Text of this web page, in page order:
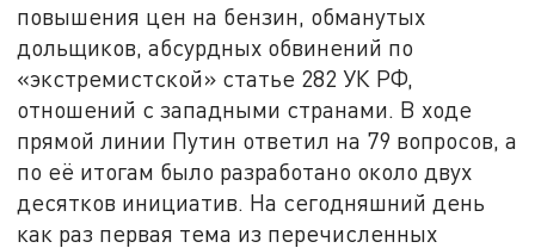
повышения цен на бензин, обманутых
дольщиков, абсурдных обвинений по
«экстремистской» статье 282 УК РФ,
отношений с западными странами. В ходе
прямой линии Путин ответил на 79 вопросов, а
по её итогам было разработано около двух
десятков инициатив. На сегодняшний день
как раз первая тема из перечисленных